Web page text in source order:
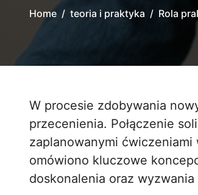
Home teoria i praktyka Rola
W procesie zdobywania nowych umiejętności rola praktycznych działań jest nie do
przecenienia. Połączenie
zaplanowanymi
omówiono kluczowe
doskonalenia oraz